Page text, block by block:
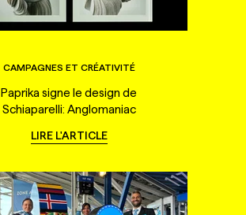
CAMPAGNES ET CRÉATIVITÉ
Paprika signe le design de
Schiaparelli: Anglomaniac
LIRE L'ARTICLE